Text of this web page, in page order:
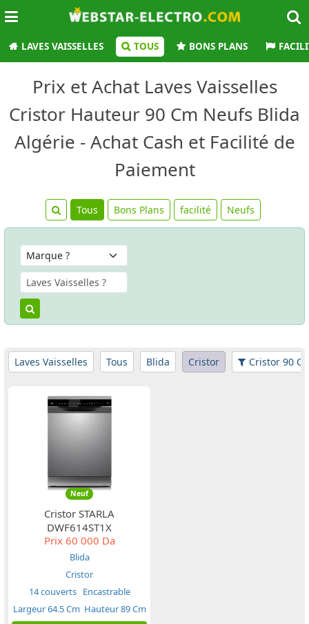
LAVES VAISSELLES TOUS BONS PLANS
Prix et Achat Laves Vaisselles
Cristor Hauteur 90 Cm Neufs Blida
Algérie - Achat Cash et Facilité de
Paiement
Tous Bons Plans facilité Neufs
Laves Vaisselles Tous Blida Cristor Cristor 90
Neuf
Cristor STARLA
DWF614ST1X
Prix60 000 Da
Blida
Cristor
14 couverts Encastrable
Largeur 64.5 Cm Hauteur 89 Cm